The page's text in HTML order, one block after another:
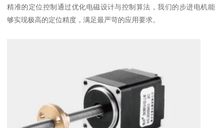
精准的定位控制通过优化电磁设计与控制算法，我们的步进电机能
够实现极高的定位精度，满足最严苛的应用要求。